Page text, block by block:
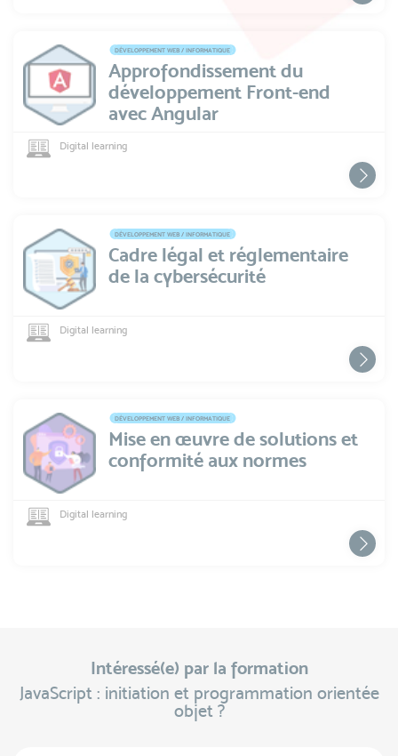
DÉVELOPPEMENT WEB / INFORMATIQUE
Approfondissement du
développement Front-end
avec Angular
Digital learning
DÉVELOPPEMENT WEB / INFORMATIQUE
Cadre légal et réglementaire
de la cybersécurité
Digital learning
DÉVELOPPEMENT WEB / INFORMATIQUE
Mise en œuvre de solutions et
conformité aux normes
Digital learning
Intéressé(e) par la formation
JavaScript : initiation et programmation orientée
objet ?